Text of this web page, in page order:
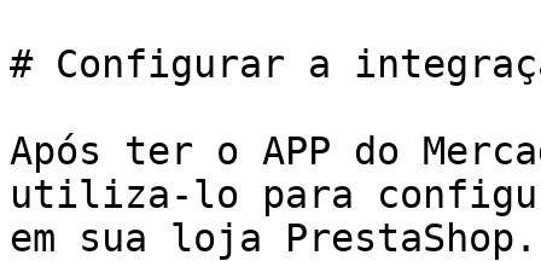
# Configurar a
Após ter o APP do
utiliza-lo para
em sua loja PrestaShop.